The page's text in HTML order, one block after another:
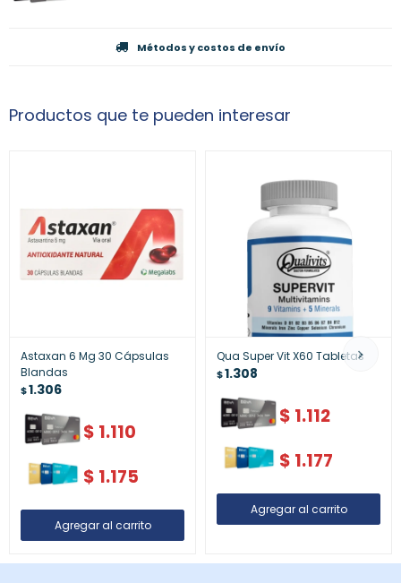
Métodos y costos de envío
Productos que te pueden interesar
Astaxan 6 Mg 30 Cápsulas
Blandas
$1.306
$ 1.110
$ 1.175
Qua Super Vit X60 Tabletas
$1.308
$ 1.112
$ 1.177